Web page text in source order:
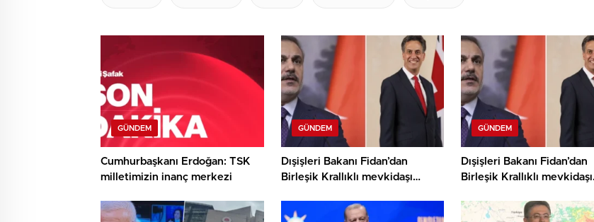
GÜNDEM
Cumhurbaşkanı Erdoğan: TSK
milletimizin inanç merkezi
GÜNDEM
Dışişleri Bakanı Fidan’dan
Birleşik Krallıklı mevkidaşı
GÜNDEM
Dışişleri Bakanı Fidan’dan
Birleşik Krallıklı mevkidaşı